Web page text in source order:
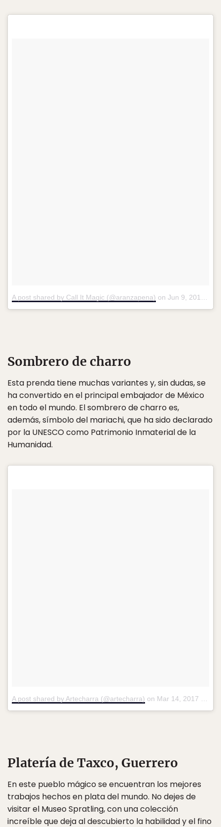
A post shared by Call It Magic (@aranzapena) on Jun 9, 2016 at 10:05pm PDT
Sombrero de charro
Esta prenda tiene muchas variantes y, sin dudas, se
ha convertido en el principal embajador de México
en todo el mundo. El sombrero de charro es,
además, símbolo del mariachi, que ha sido declarado
por la UNESCO como Patrimonio Inmaterial de la
Humanidad.
A post shared by Artecharra (@artecharra) on Mar 14, 2017 at 9:35am PDT
Platería de Taxco, Guerrero
En este pueblo mágico se encuentran los mejores
trabajos hechos en plata del mundo. No dejes de
visitar el Museo Spratling, con una colección
increíble que deja al descubierto la habilidad y el fino